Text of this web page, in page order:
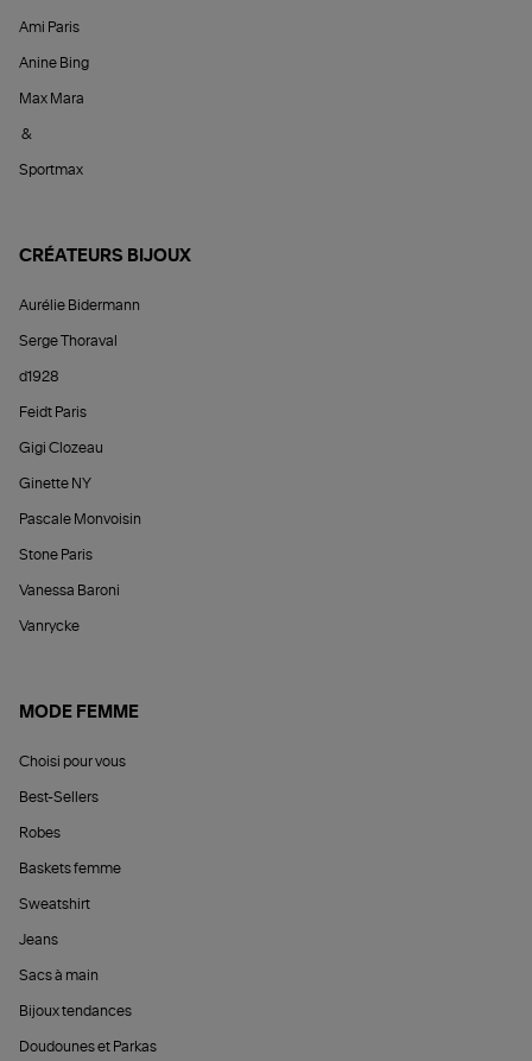
Ami Paris
Anine Bing
Max Mara
&
Sportmax
CRÉATEURS BIJOUX
Aurélie Bidermann
Serge Thoraval
d1928
Feidt Paris
Gigi Clozeau
Ginette NY
Pascale Monvoisin
Stone Paris
Vanessa Baroni
Vanrycke
MODE FEMME
Choisi pour vous
Best-Sellers
Robes
Baskets femme
Sweatshirt
Jeans
Sacs à main
Bijoux tendances
Doudounes et Parkas